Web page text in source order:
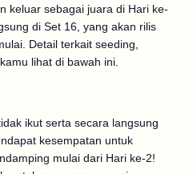
keluar sebagai juara di Hari ke-
di Set 16, yang akan rilis
Detail terkait seeding,
lihat di bawah ini.
ikut serta secara langsung
kesempatan untuk
mulai dari Hari ke-2!